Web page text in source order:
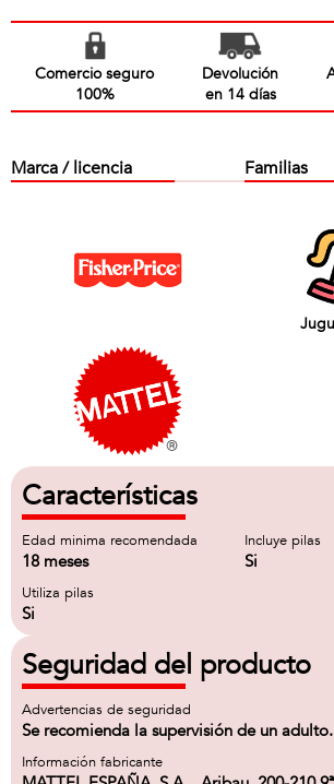
Comercio seguro
100%
Devolución
en 14 días
Marca / licencia Familias
Características
Edad minima recomendada
18 meses
Incluye pilas
Si
Utiliza pilas
Si
Seguridad del producto
Advertencias de seguridad
Se recomienda la supervisión de un adulto.
Información fabricante